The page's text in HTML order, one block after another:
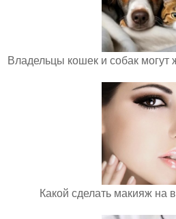
Владельцы кошек и собак могут
Какой сделать макияж на